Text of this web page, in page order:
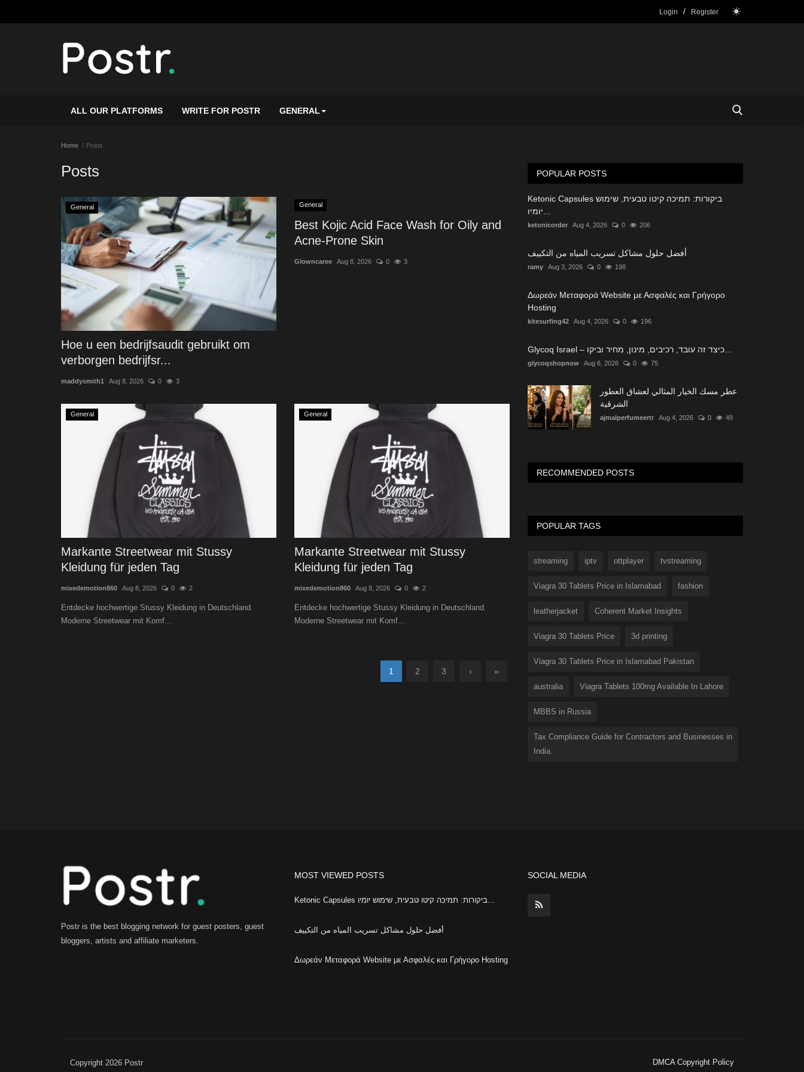
Login / Register
ALL OUR PLATFORMS WRITE FOR POSTR GENERAL
Home Posts
Posts
General
Hoe u een bedrijfsaudit gebruikt om
verborgen bedrijfsr...
maddysmith1 Aug 8, 2026 0 3
General
Best Kojic Acid Face Wash for Oily and
Acne-Prone Skin
Glowncaree Aug 8, 2026 0 3
General
Markante Streetwear mit Stussy
Kleidung für jeden Tag
mixedemotion860 Aug 8, 2026 0 2
Entdecke hochwertige Stussy Kleidung in Deutschland.
Moderne Streetwear mit Komf...
General
Markante Streetwear mit Stussy
Kleidung für jeden Tag
mixedemotion860 Aug 8, 2026 0 2
Entdecke hochwertige Stussy Kleidung in Deutschland.
Moderne Streetwear mit Komf...
1 2 3 › »
POPULAR POSTS
Ketonic Capsules ביקורות: תמיכה קיטו טבעית, שימוש
ketonicorder Aug 4, 2026 0 206
أفضل حلول مشاكل تسريب المياه من التكييف
ramy Aug 3, 2026 0 198
Δωρεάν Μεταφορά Website με Ασφαλές και Γρήγορο
Hosting
kitesurfing42 Aug 4, 2026 0 196
glycoqshopnow Aug 6, 2026 0 75
عطر مسك الخيار المثالي لعشاق العطور
الشرقية
ajmalperfumeertr Aug 4, 2026 0 49
RECOMMENDED POSTS
POPULAR TAGS
streaming iptv ottplayer tvstreaming
Viagra 30 Tablets Price in Islamabad fashion
leatherjacket Coherent Market Insights
Viagra 30 Tablets Price 3d printing
Viagra 30 Tablets Price in Islamabad Pakistan
australia Viagra Tablets 100mg Available In Lahore
MBBS in Russia
Tax Compliance Guide for Contractors and Businesses in
India.
Postr is the best blogging network for guest posters, guest
bloggers, artists and affiliate marketers.
MOST VIEWED POSTS
Ketonic Capsules ביקורות: תמיכה קיטו טבעית, שימוש יומיו...
أفضل حلول مشاكل تسريب المياه من التكييف
Δωρεάν Μεταφορά Website με Ασφαλές και Γρήγορο Hosting
SOCIAL MEDIA
Copyright 2026 Postr DMCA Copyright Policy